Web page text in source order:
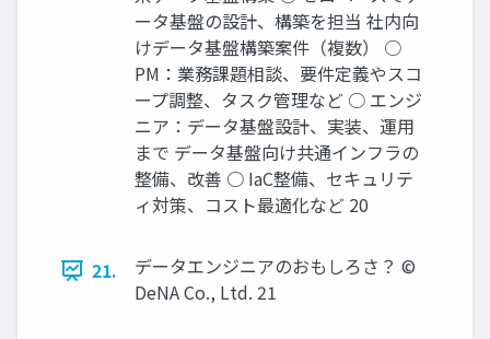
ータ基盤の設計、構築を担当 社内向
けデータ基盤構築案件（複数） ○
PM：業務課題相談、要件定義やスコ
ープ調整、タスク管理など ○ エンジ
ニア：データ基盤設計、実装、運⽤
まで データ基盤向け共通インフラの
整備、改善 ○ IaC整備、セキュリテ
ィ対策、コスト最適化など 20
21.
データエンジニアのおもしろさ？ ©
DeNA Co., Ltd. 21